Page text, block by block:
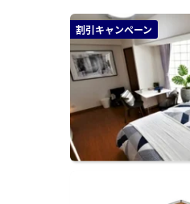
割引キャンペーン